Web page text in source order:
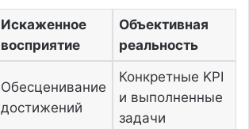
Искаженное
восприятие
Объективная
реальность
Обесценивание
достижений
Конкретные KPI
и выполненные
задачи